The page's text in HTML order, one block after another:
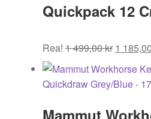
Quickpack 12
Rea! 1 499,00kr
priset
var:
1 185,00
Mammut